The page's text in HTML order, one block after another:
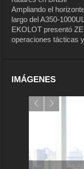
Ampliando el
largo del A350-
EKOLOT presentó
operaciones tácticas
IMÁGENES